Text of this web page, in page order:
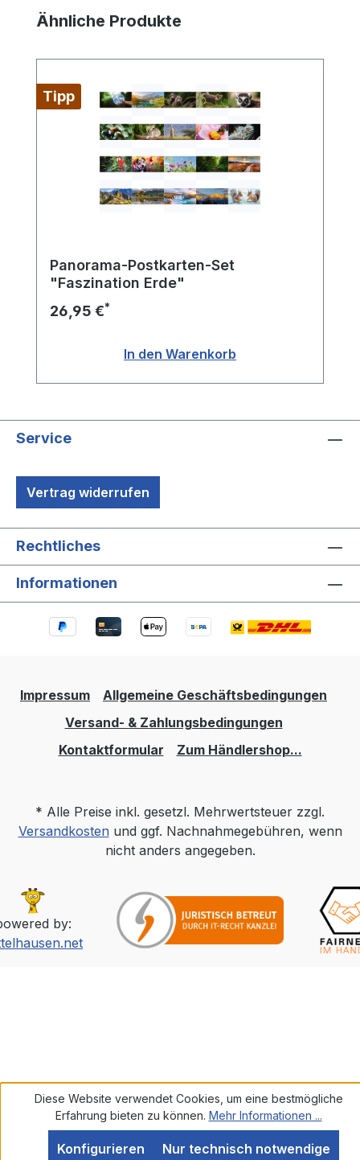
Produktgalerie überspringen
Ähnliche Produkte
Tipp
Panorama-Postkarten-Set
"Faszination Erde"
26,95 €*
In den Warenkorb
Service
Vertrag widerrufen
Rechtliches
Informationen
Impressum
Allgemeine Geschäftsbedingungen
Versand- & Zahlungsbedingungen
Kontaktformular
Zum Händlershop...
* Alle Preise inkl. gesetzl. Mehrwertsteuer zzgl.
Versandkostenund ggf. Nachnahmegebühren, wenn
nicht anders angegeben.
by:
Diese Website verwendet Cookies, um eine bestmögliche
Erfahrung bieten zu können. Mehr Informationen ...
Nur technisch notwendige
Konfigurieren